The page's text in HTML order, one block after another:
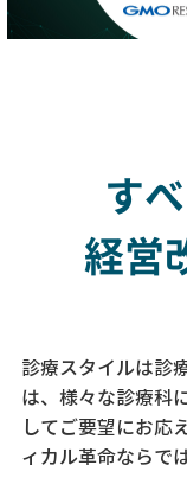
す
経営
診療スタイルは診
は、様々な診療科
してご要望にお応
ィカル革命ならで